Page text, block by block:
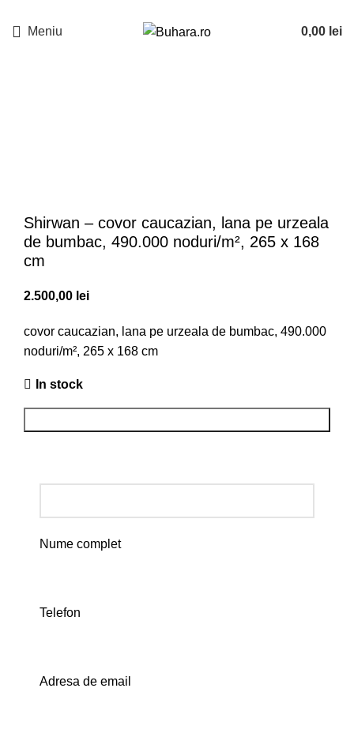
Meniu 0,00 lei
Shirwan – covor caucazian, lana pe urzeala
de bumbac, 490.000 noduri/m², 265 x 168
cm
2.500,00 lei
covor caucazian, lana pe urzeala de bumbac, 490.000
noduri/m², 265 x 168 cm
In stock
Nume complet
Telefon
Adresa de email